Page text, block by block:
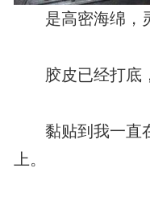
是高密海绵，
胶皮已经打底
黏贴到我一直
上。